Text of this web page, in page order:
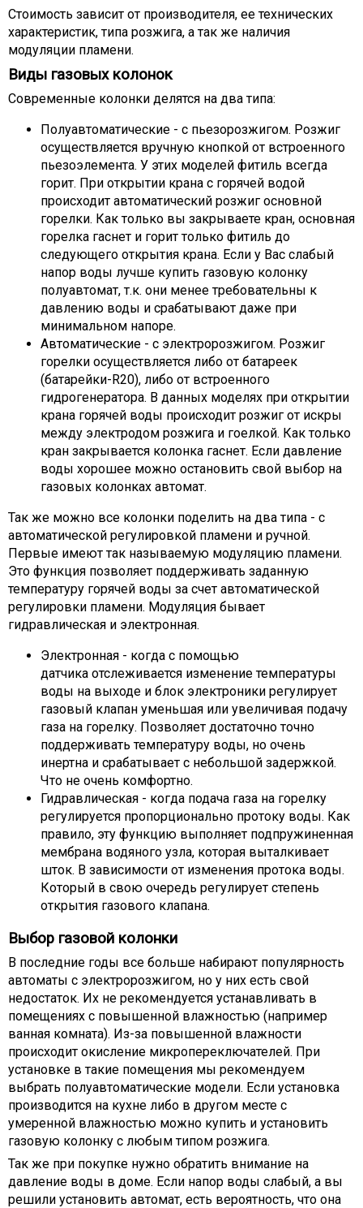
Стоимость зависит от производителя, ее технических
характеристик, типа розжига, а так же наличия
модуляции пламени.
Виды газовых колонок
Современные колонки делятся на два типа:
Полуавтоматические - с пьезорозжигом. Розжиг
осуществляется вручную кнопкой от встроенного
пьезоэлемента. У этих моделей фитиль всегда
горит. При открытии крана с горячей водой
происходит автоматический розжиг основной
горелки. Как только вы закрываете кран, основная
горелка гаснет и горит только фитиль до
следующего открытия крана. Если у Вас слабый
напор воды лучше купить газовую колонку
полуавтомат, т.к. они менее требовательны к
давлению воды и срабатывают даже при
минимальном напоре.
Автоматические - с электророзжигом. Розжиг
горелки осуществляется либо от батареек
(батарейки-R20), либо от встроенного
гидрогенератора. В данных моделях при открытии
крана горячей воды происходит розжиг от искры
между электродом розжига и гоелкой. Как только
кран закрывается колонка гаснет. Если давление
воды хорошее можно остановить свой выбор на
газовых колонках автомат.
Так же можно все колонки поделить на два типа - с
автоматической регулировкой пламени и ручной.
Первые имеют так называемую модуляцию пламени.
Это функция позволяет поддерживать заданную
температуру горячей воды за счет автоматической
регулировки пламени. Модуляция бывает
гидравлическая и электронная.
Электронная - когда с помощью
датчика отслеживается изменение температуры
воды на выходе и блок электроники регулирует
газовый клапан уменьшая или увеличивая подачу
газа на горелку. Позволяет достаточно точно
поддерживать температуру воды, но очень
инертна и срабатывает с небольшой задержкой.
Что не очень комфортно.
Гидравлическая - когда подача газа на горелку
регулируется пропорционально протоку воды. Как
правило, эту функцию выполняет подпружиненная
мембрана водяного узла, которая выталкивает
шток. В зависимости от изменения протока воды.
Который в свою очередь регулирует степень
открытия газового клапана.
Выбор газовой колонки
В последние годы все больше набирают популярность
автоматы с электророзжигом, но у них есть свой
недостаток. Их не рекомендуется устанавливать в
помещениях с повышенной влажностью (например
ванная комната). Из-за повышенной влажности
происходит окисление микропереключателей. При
установке в такие помещения мы рекомендуем
выбрать полуавтоматические модели. Если установка
производится на кухне либо в другом месте с
умеренной влажностью можно купить и установить
газовую колонку с любым типом розжига.
Так же при покупке нужно обратить внимание на
давление воды в доме. Если напор воды слабый, а вы
решили установить автомат, есть вероятность, что она